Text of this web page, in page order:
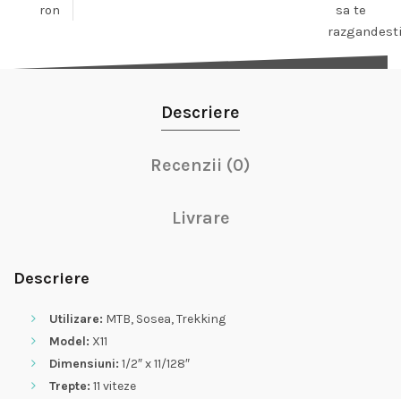
ron
sa te
Descriere
Recenzii (0)
Livrare
Descriere
Utilizare: MTB, Sosea, Trekking
Model: X11
Dimensiuni: 1/2″ x 11/128″
Trepte: 11 viteze